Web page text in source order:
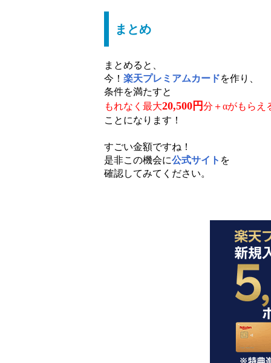
まとめ
まとめると、
今！ 楽天プレミアムカードを作り、
条件を満たすと
もれなく最大20,500円分＋αがもらえ
ことになります！
すごい金額ですね！
是非この機会に公式サイト を
確認してみてください。